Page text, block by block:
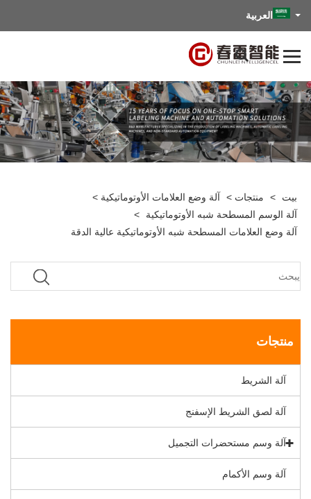
العربية
بيت > منتجات > آلة وضع العلامات الأوتوماتيكية >
آلة الوسم المسطحة شبه الأوتوماتيكية
>
آلة وضع العلامات المسطحة شبه الأوتوماتيكية عالية الدقة
منتجات
آلة الشريط
آلة لصق الشريط الإسفنج
آلة وسم مستحضرات التجميل
آلة وسم الأكمام